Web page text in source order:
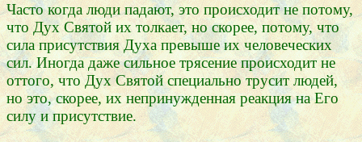
Часто когда люди падают, это происходит не потому,
что Дух Святой их толкает, но скорее, потому, что
сила присутствия Духа превыше их человеческих
сил. Иногда даже сильное трясение происходит не
оттого, что Дух Святой специально трусит людей,
но это, скорее, их непринужденная реакция на Его
силу и присутствие.